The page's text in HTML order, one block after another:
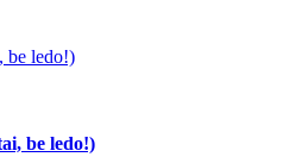
be ledo!)
be ledo!)